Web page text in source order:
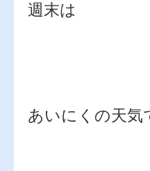
週末は
あいにくの天気